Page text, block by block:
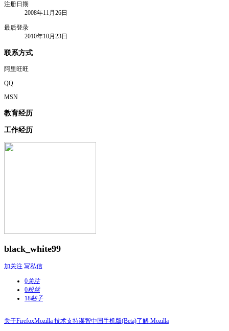
注册日期
2008年11月26日
最后登录
2010年10月23日
联系方式
阿里旺旺
QQ
MSN
教育经历
工作经历
black_white99
加关注 写私信
0关注
0粉丝
18帖子
关于FirefoxMozilla 技术支持谋智中国手机版(Beta)了解 Mozilla